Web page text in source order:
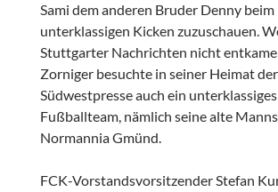
Sami dem anderen Bruder Denny beim
unterklassigen Kicken zuzuschauen.
Stuttgarter Nachrichten nicht
Zorniger besuchte in seiner Heimat
Südwestpresse auch ein unterklassiges
Fußballteam, nämlich seine alte
Normannia Gmünd.
FCK-Vorstandsvorsitzender Stefan